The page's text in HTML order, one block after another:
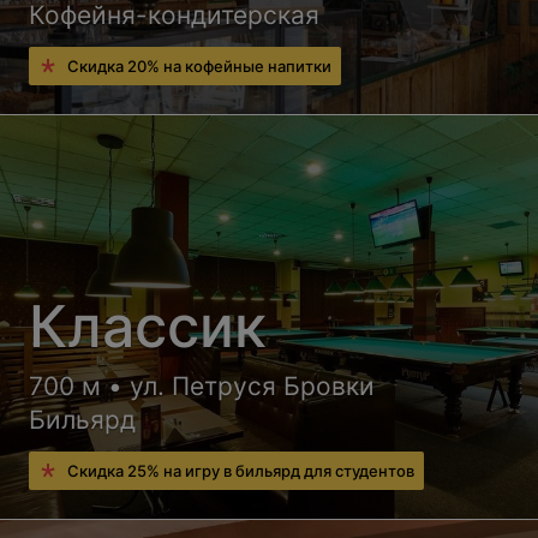
Кофейня-кондитерская
Скидка 20% на кофейные напитки
Классик
700 м • ул. Петруся Бровки
Бильярд
Скидка 25% на игру в бильярд для студентов